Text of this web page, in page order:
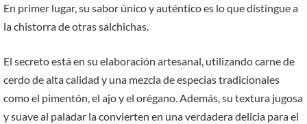
En primer lugar, su sabor único y auténtico es lo que distingue a
la chistorra de otras salchichas.
El secreto está en su elaboración artesanal, utilizando carne de
cerdo de alta calidad y una mezcla de especias tradicionales
como el pimentón, el ajo y el orégano. Además, su textura jugosa
y suave al paladar la convierten en una verdadera delicia para el